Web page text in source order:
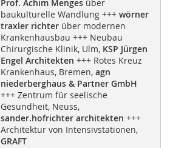
Prof. Achim Menges über
baukulturelle Wandlung +++ wörner
traxler richterüber modernen
Krankenhausbau +++ Neubau
Chirurgische Klinik, Ulm, KSP Jürgen
Engel Architekten +++ Rotes Kreuz
Krankenhaus, Bremen, agn
niederberghaus & Partner GmbH
+++ Zentrum für seelische
Gesundheit, Neuss,
sander.hofrichter architekten +++
Architektur von Intensivstationen,
GRAFT